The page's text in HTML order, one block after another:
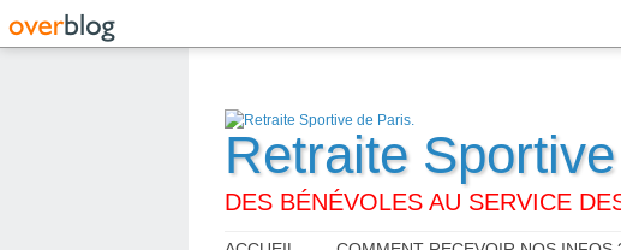
Retraite
DES BÉNÉVOLES AU SERVICE